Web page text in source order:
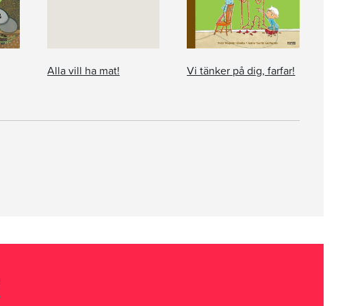
Alla vill ha mat! Vi tänker på dig, farfar!